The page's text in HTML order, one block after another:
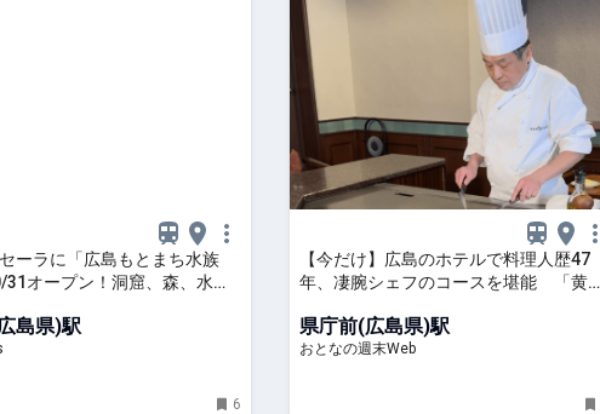
ーラに「広島もとまち水族
オープン！洞窟、森、水中
ぶKids
島県)駅
6
【今だけ】広島のホテルで料理人歴47
年、凄腕シェフのコースを堪能 「黄綬
県庁前(広島県)駅
おとなの週末Web